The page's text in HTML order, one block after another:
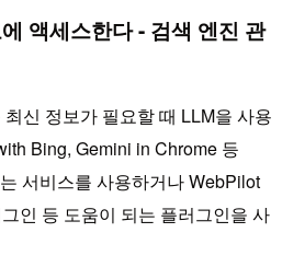
액세스한다 - 검색 엔진 관
신 정보가 필요할 때 LLM을 사용
Bing, Gemini in Chrome 등
서비스를 사용하거나 WebPilot
인 등 도움이 되는 플러그인을 사